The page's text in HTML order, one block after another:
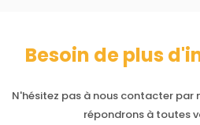
Besoin de plus
N'hésitez pas à nous contacter par
répondrons à toutes